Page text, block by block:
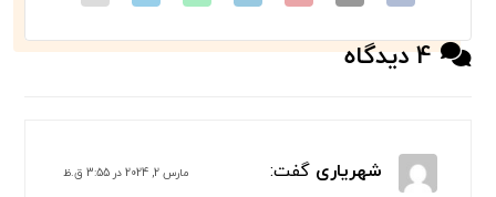
کلیه خدمات حمل ماشین از مبدا تهران به شهرستان ها به
دو صورت حمل ماشین با خودروبر تکی و تریلی خودروبر
سروران گرامی است.